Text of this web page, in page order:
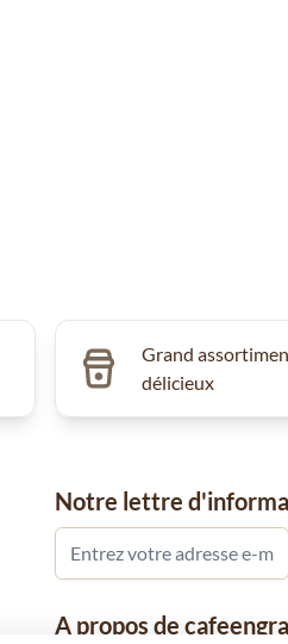
Grand
délicieux
Notre lettre
A propos de